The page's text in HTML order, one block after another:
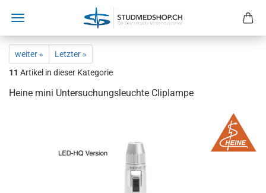
weiter »
Letzter »
11 Artikel in dieser Kategorie
Heine mini Untersuchungsleuchte Cliplampe